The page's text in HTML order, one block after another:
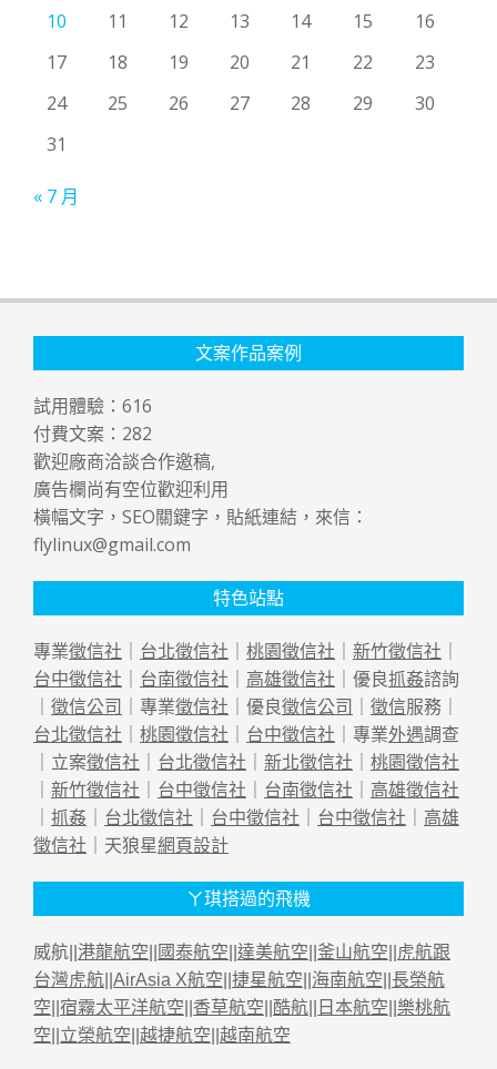
10
11 12 13 14 15
16
17
18 19 20 21 22
23
24
25 26 27 28 29
30
31
« 7 月
文案作品案例
試用體驗： 616
付費文案： 282
歡迎廠商洽談合作邀稿,
廣告欄尚有空位歡迎利用
橫幅文字，SEO關鍵字，貼紙連結，來信：
flylinux@gmail.com
特色站點
專業徵信社 ｜ 台北徵信社 ｜ 桃園徵信社 ｜ 新竹徵信社 ｜
台中徵信社 ｜ 台南徵信社 ｜ 高雄徵信社 ｜優良抓姦諮詢
｜ 徵信公司 ｜專業徵信社 ｜優良徵信公司 ｜ 徵信服務｜
台北徵信社 ｜ 桃園徵信社 ｜ 台中徵信社 ｜專業外遇調查
｜立案徵信社 ｜ 台北徵信社 ｜ 新北徵信社 ｜ 桃園徵信社
｜ 新竹徵信社 ｜ 台中徵信社 ｜ 台南徵信社 ｜ 高雄徵信社
｜ 抓姦 ｜ 台北徵信社 ｜ 台中徵信社 ｜ 台中徵信社 ｜ 高雄
徵信社 ｜天狼星網頁設計
ㄚ琪搭過的飛機
威航|| 港龍航空 國泰航空 達美航空 釜山航空
虎航跟
台灣虎航 AirAsia X航空 捷星航空 海南航空 長榮航
空 宿霧太平洋航空 香草航空 酷航 日本航空 樂桃航
空 立榮航空 越捷航空 越南航空